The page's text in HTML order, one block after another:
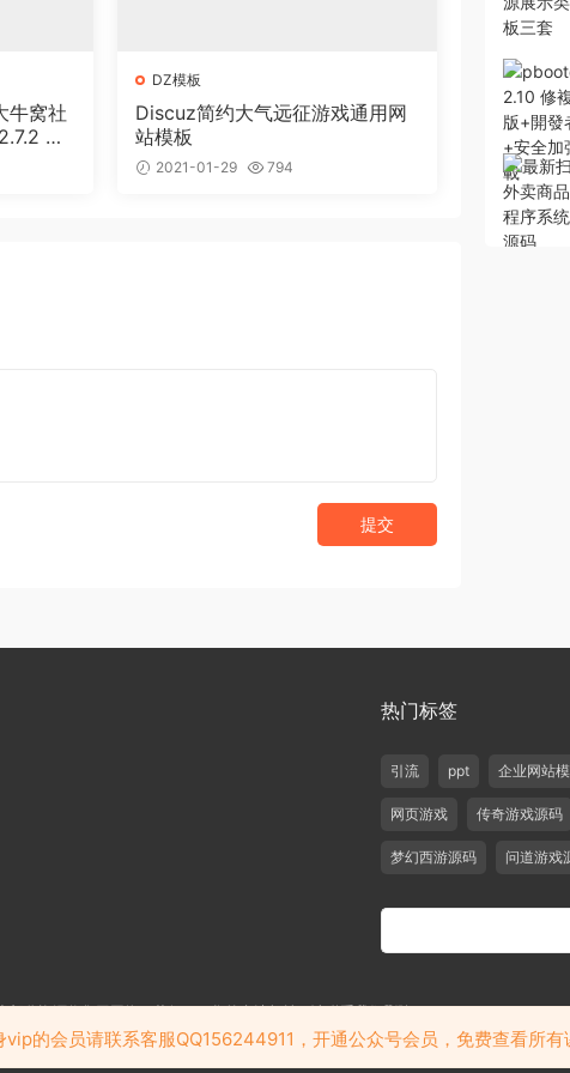
牛窝社
免
DZ模板
Discuz简约大气远征游戏通用网
站模板
2021-01-29 794
提交
热门标签
引流 ppt 企业网站
网页游戏 传奇游戏源码
梦幻西游源码 问道游戏
分资源收集于网络，若侵犯了您的合法权益，请联系我们删除！
看我们的隐私政策，免责声明，会员协议等相关的条款
的会员请联系客服QQ156244911，开通公众号会员，免费查看所有